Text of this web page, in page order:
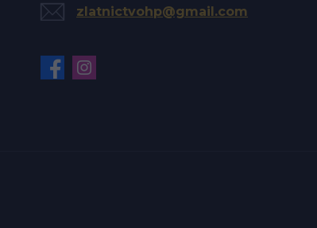
zlatnictvohp@gmail.com